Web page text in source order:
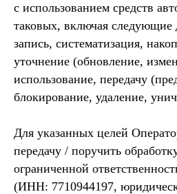
с использованием средств
таковых, включая следующие
запись, систематизация,
уточнение (обновление,
использование, передачу
блокирование, удаление,
Для указанных целей
передачу / поручить
ограниченной
(ИНН: 7710944197,